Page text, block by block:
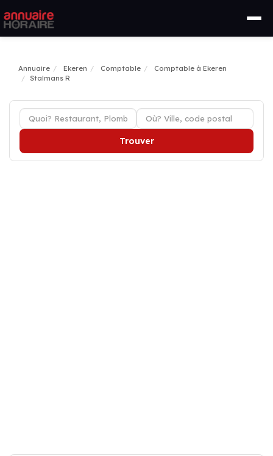
Annuaire Ekeren Comptable
Comptable à Ekeren
Stalmans R
Trouver